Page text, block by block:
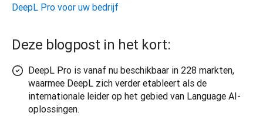
DeepL Pro voor uw bedrijf
Deze blogpost in het kort:
DeepL Pro is vanaf nu beschikbaar in 228 markten,
waarmee DeepL zich verder etableert als de
internationale leider op het gebied van Language AI-
oplossingen.